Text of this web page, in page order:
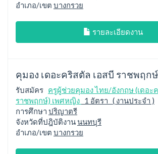
อำเภอ/เขต บางกรวย
รายละเอียดงาน
คุมอง เดอะคริสตัล เอสบี ราชพฤกษ์
รับสมัคร ครูผู้ช่วยคุมอง ไทย/อังกฤษ (เดอะ
ราชพฤกษ์) เพศหญิง 1 อัตรา ( งานประจำ )
การศึกษา ปริญาตรี
จังหวัดที่ปฎิบัติงานนนทบุรี
อำเภอ/เขต บางกรวย